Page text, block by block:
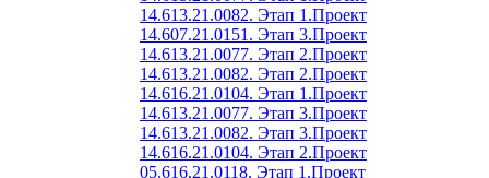
14.613.21.0082. Этап 1.Проект
14.607.21.0151. Этап 3.Проект
14.613.21.0077. Этап 2.Проект
14.613.21.0082. Этап 2.Проект
14.616.21.0104. Этап 1.Проект
14.613.21.0077. Этап 3.Проект
14.613.21.0082. Этап 3.Проект
14.616.21.0104. Этап 2.Проект
05.616.21.0118. Этап 1.Проект